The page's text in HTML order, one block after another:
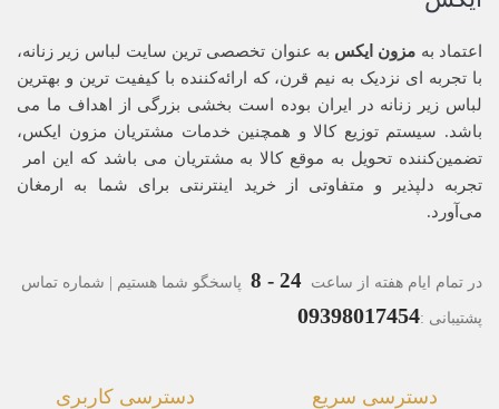
اعتماد به مزون ایکس به عنوان تخصصی ترین سایت لباس زیر زنانه،
با تجربه ای نزدیک به نیم قرن، که ارائه‌کننده با کیفیت ترین و بهترین
لباس زیر زنانه در ایران بوده ‌است بخشی بزرگی از اهداف ما می
باشد. سیستم توزیع کالا و همچنین خدمات مشتریان مزون ایکس،
تضمین‌کننده‌ تحویل به موقع کالا به مشتریان می باشد که این امر
تجربه‌ دلپذیر و متفاوتی از خرید اینترنتی برای شما به ارمغان
می‌آورد.
در تمام ایام هفته از ساعت 24 - 8 پاسخگو شما هستیم | شماره تماس
پشتیبانی :09398017454
دسترسی سریع دسترسی کاربری